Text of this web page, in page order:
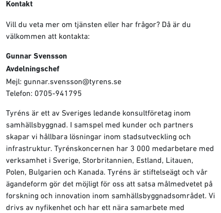
Kontakt
Vill du veta mer om tjänsten eller har frågor? Då är du
välkommen att kontakta:
Gunnar Svensson
Avdelningschef
Mejl: gunnar.svensson@tyrens.se
Telefon: 0705-941795
Tyréns är ett av Sveriges ledande konsultföretag inom
samhällsbyggnad. I samspel med kunder och partners
skapar vi hållbara lösningar inom stadsutveckling och
infrastruktur. Tyrénskoncernen har 3 000 medarbetare med
verksamhet i Sverige, Storbritannien, Estland, Litauen,
Polen, Bulgarien och Kanada. Tyréns är stiftelseägt och vår
ägandeform gör det möjligt för oss att satsa målmedvetet på
forskning och innovation inom samhällsbyggnadsområdet. Vi
drivs av nyfikenhet och har ett nära samarbete med